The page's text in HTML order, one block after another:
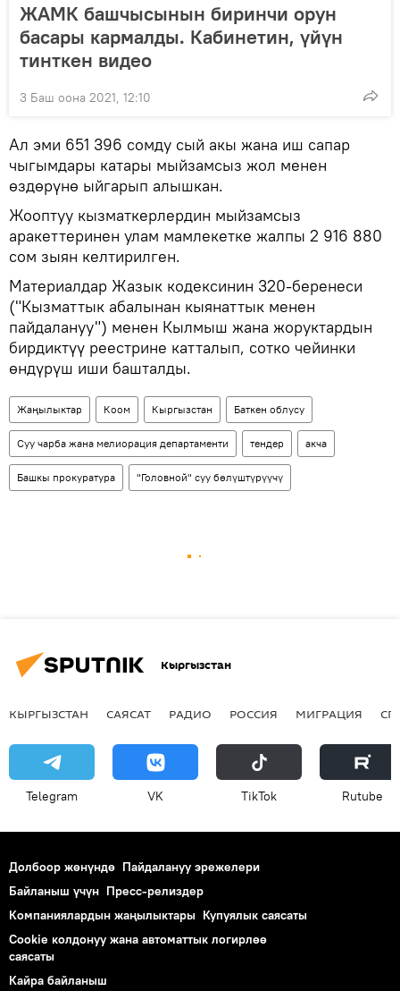
ЖАМК башчысынын биринчи орун
басары кармалды. Кабинетин, үйүн
тинткен видео
3 Баш оона 2021, 12:10
Ал эми 651 396 сомду сый акы жана иш сапар
чыгымдары катары мыйзамсыз жол менен
өздөрүнө ыйгарып алышкан.
Жооптуу кызматкерлердин мыйзамсыз
аракеттеринен улам мамлекетке жалпы 2 916 880
сом зыян келтирилген.
Материалдар Жазык кодексинин 320-беренеси
("Кызматтык абалынан кыянаттык менен
пайдалануу") менен Кылмыш жана жоруктардын
бирдиктүү реестрине катталып, сотко чейинки
өндүрүш иши башталды.
Жаңылыктар Коом Кыргызстан Баткен облусу
Суу чарба жана мелиорация департаменти тендер акча
Башкы прокуратура "Головной" суу бөлүштүрүүчү
Кыргызстан
КЫРГЫЗСТАН САЯСАТ РАДИО РОССИЯ МИГРАЦИЯ
Telegram VK ТikТоk Rutube
Долбоор жөнүндө Пайдалануу эрежелери
Байланыш үчүн Пресс-релиздер
Компаниялардын жаңылыктары Купуялык саясаты
Cookie колдонуу жана автоматтык логирлөө
саясаты
Кайра байланыш